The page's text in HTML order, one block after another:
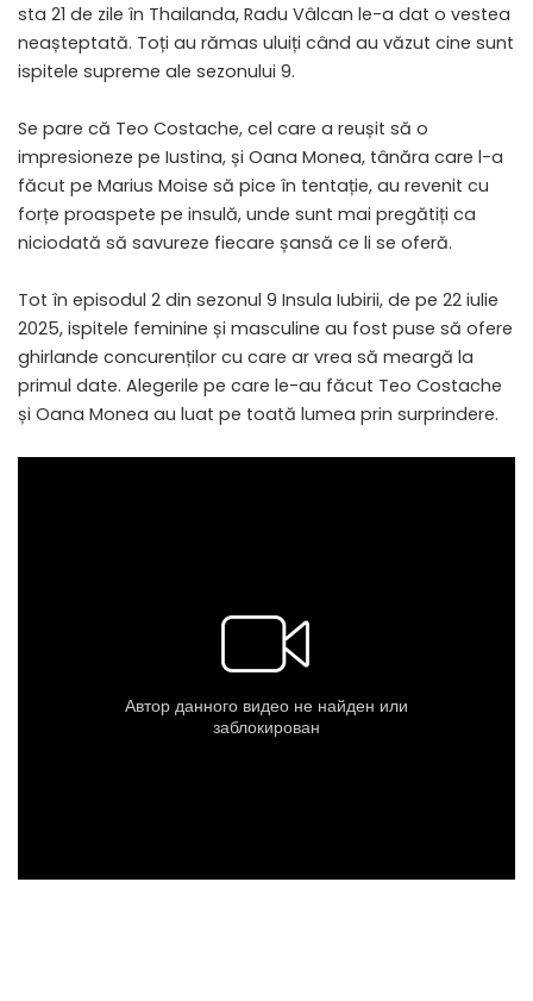
sta 21 de zile în Thailanda, Radu Vâlcan le-a dat o vestea
neașteptată. Toți au rămas uluiți când au văzut cine sunt
ispitele supreme ale sezonului 9.
Se pare că Teo Costache, cel care a reușit să o
impresioneze pe Iustina, și Oana Monea, tânăra care l-a
făcut pe Marius Moise să pice în tentație, au revenit cu
forțe proaspete pe insulă, unde sunt mai pregătiți ca
niciodată să savureze fiecare șansă ce li se oferă.
Tot în episodul 2 din sezonul 9 Insula Iubirii, de pe 22 iulie
2025, ispitele feminine și masculine au fost puse să ofere
ghirlande concurenților cu care ar vrea să meargă la
primul date. Alegerile pe care le-au făcut Teo Costache
și Oana Monea au luat pe toată lumea prin surprindere.